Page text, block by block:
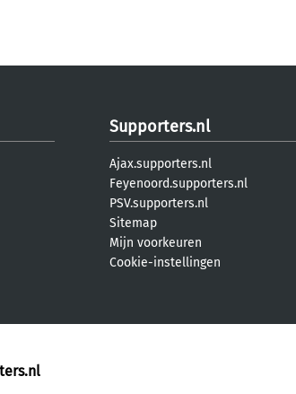
Supporters.nl
Ajax.supporters.nl
Feyenoord.supporters.nl
PSV.supporters.nl
Sitemap
Mijn voorkeuren
Cookie-instellingen